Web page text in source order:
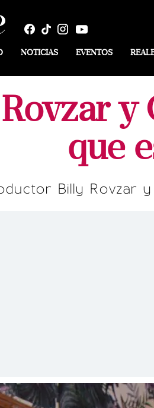
NOTICIAS EVENTOS
y
que
Billy Rovzar y